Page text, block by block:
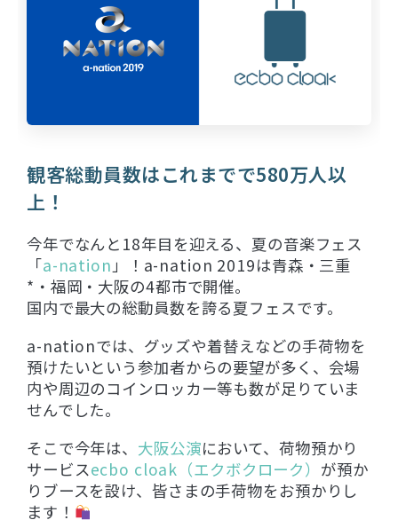
観客総動員数はこれまでで580万人以
上！
今年でなんと18年目を迎える、夏の音楽フェス
「a-nation」！a-nation 2019は青森・三重
*・福岡・大阪の4都市で開催。
国内で最大の総動員数を誇る夏フェスです。
a-nationでは、グッズや着替えなどの手荷物を
預けたいという参加者からの要望が多く、会場
内や周辺のコインロッカー等も数が足りていま
せんでした。
そこで今年は、 大阪公演において、荷物預かり
サービスecbo cloak（エクボクローク） が預か
りブースを設け、皆さまの手荷物をお預かりし
ます！